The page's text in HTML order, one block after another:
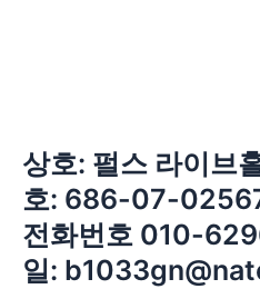
상호: 펄스 라이브
호: 686-07-
전화번호 010-
일: